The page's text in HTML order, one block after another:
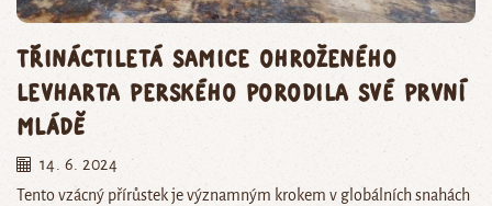
Třináctiletá samice ohroženého
levharta perského porodila své první
mládě
14. 6. 2024
Tento vzácný přírůstek je významným krokem v globálních snahách